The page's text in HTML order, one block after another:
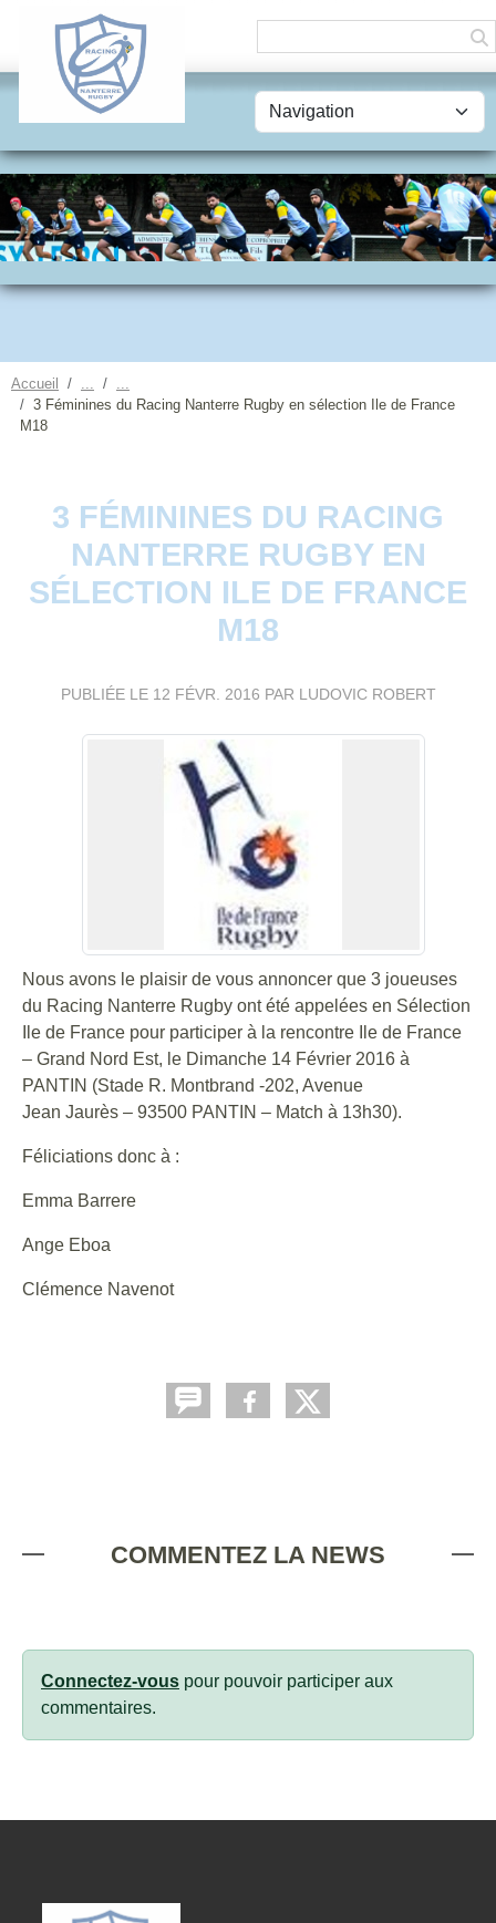
Accueil
3 Féminines du Racing Nanterre Rugby en sélection Ile de France
M18
3 FÉMININES DU RACING
NANTERRE RUGBY EN
SÉLECTION ILE DE FRANCE
M18
PUBLIÉE LE 12 FÉVR. 2016 PAR LUDOVIC ROBERT
Nous avons le plaisir de vous annoncer que 3 joueuses
du Racing Nanterre Rugby ont été appelées en Sélection
Ile de France pour participer à la rencontre Ile de France
– Grand Nord Est, le Dimanche 14 Février 2016 à
PANTIN (Stade R. Montbrand -202, Avenue
Jean Jaurès – 93500 PANTIN – Match à 13h30).
Féliciations donc à :
Emma Barrere
Ange Eboa
Clémence Navenot
COMMENTEZ LA NEWS
Connectez-vous pour pouvoir participer aux
commentaires.
Panneau de gestion des cookies